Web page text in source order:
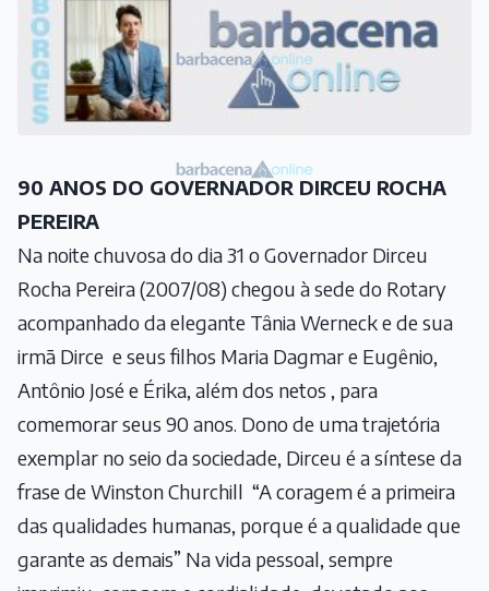
90 ANOS DO GOVERNADOR DIRCEU ROCHA
PEREIRA
Na noite chuvosa do dia 31 o Governador Dirceu
Rocha Pereira (2007/08) chegou à sede do Rotary
acompanhado da elegante Tânia Werneck e de sua
irmã Dirce e seus filhos Maria Dagmar e Eugênio,
Antônio José e Érika, além dos netos , para
comemorar seus 90 anos. Dono de uma trajetória
exemplar no seio da sociedade, Dirceu é a síntese da
frase de Winston Churchill “A coragem é a primeira
das qualidades humanas, porque é a qualidade que
garante as demais” Na vida pessoal, sempre